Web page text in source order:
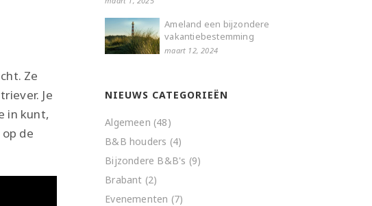
Ze
Je
in kunt,
de
Ameland een bijzondere
vakantiebestemming
maart 12, 2024
NIEUWS CATEGORIEËN
Algemeen (48)
B&B houders (4)
Bijzondere B&B's (9)
Brabant (2)
Evenementen (7)